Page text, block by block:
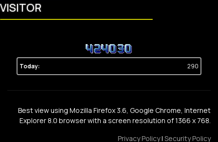
VISITOR
Today: 290
Best view using Mozilla Firefox 3.6, Google Chrome, Internet
Explorer 8.0 browser with a screen resolution of 1366 x 768.
Privacy Policy| Security Policy